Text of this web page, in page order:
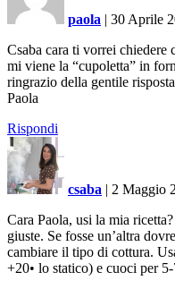
paola | 30 Aprile
Csaba cara ti vorrei
mi viene la “cupoletta” in
ringrazio della gentile
Paola
Rispondi
csaba | 2 Maggio
Cara Paola, usi la mia
giuste. Se fosse un’altra
cambiare il tipo di cottura.
+20• lo statico) e cuoci per